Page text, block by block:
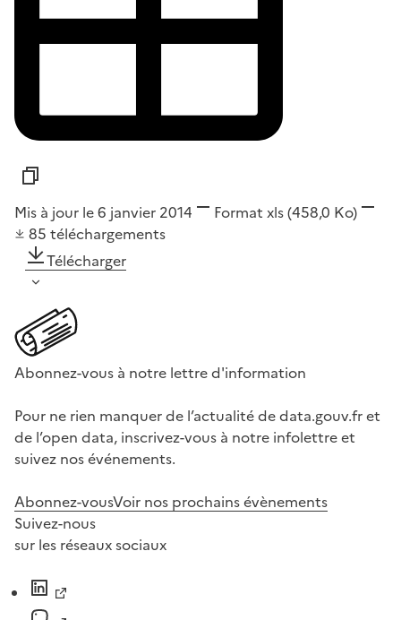
Mis à jour le 6 janvier 2014 Format xls(458,0 Ko)
85 téléchargements
Télécharger
Abonnez-vous à notre lettre d'information
Pour ne rien manquer de l’actualité de data.gouv.fr et
de l’open data, inscrivez-vous à notre infolettre et
suivez nos événements.
Abonnez-vousVoir nos prochains évènements
Suivez-nous
sur les réseaux sociaux